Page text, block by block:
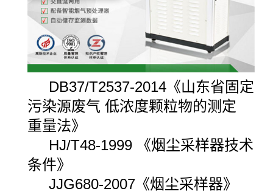
DB37/T2537-2014《山东省固定
污染源废气 低浓度颗粒物的测定
重量法》
HJ/T48-1999 《烟尘采样器技术
条件》
JJG680-2007《烟尘采样器》